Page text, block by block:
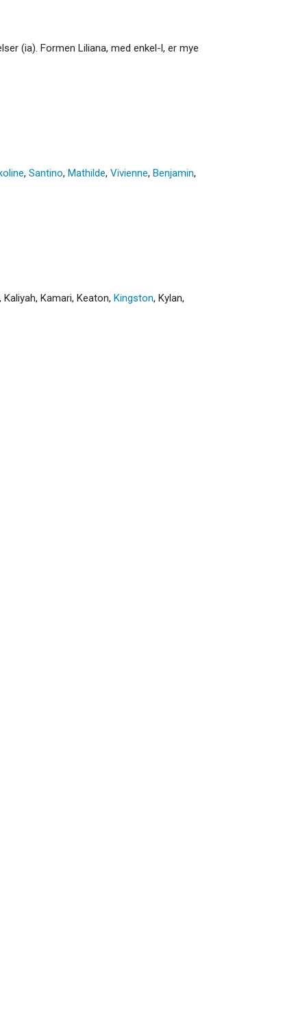
(ia). Formen Liliana, med enkel-l, er mye
, Santino, Mathilde, Vivienne, Benjamin,
, Kaliyah, Kamari, Keaton, Kingston, Kylan,